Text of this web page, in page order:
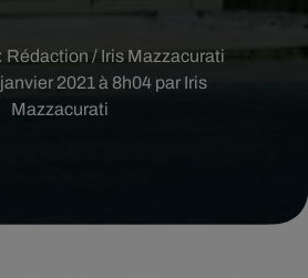
2021 à 8h04 par Iris
Mazzacurati
Rédaction / Iris Mazzacurati